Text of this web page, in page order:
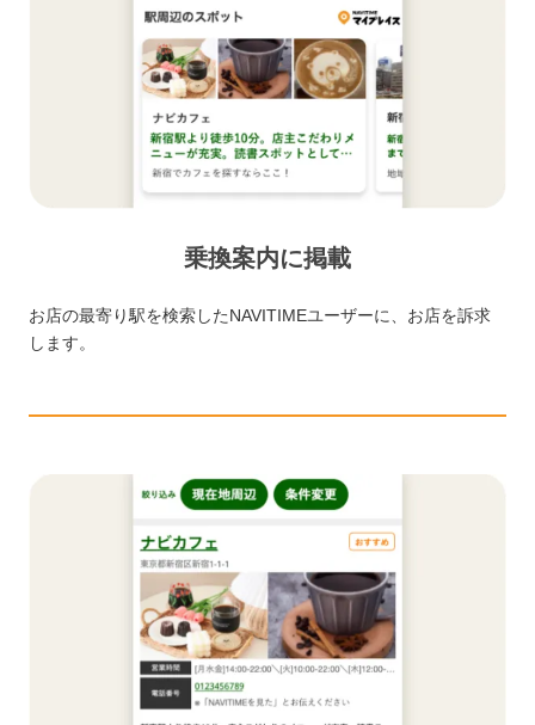
乗換案内に掲載
お店の最寄り駅を検索したNAVITIMEユーザーに、お店を訴求
します。